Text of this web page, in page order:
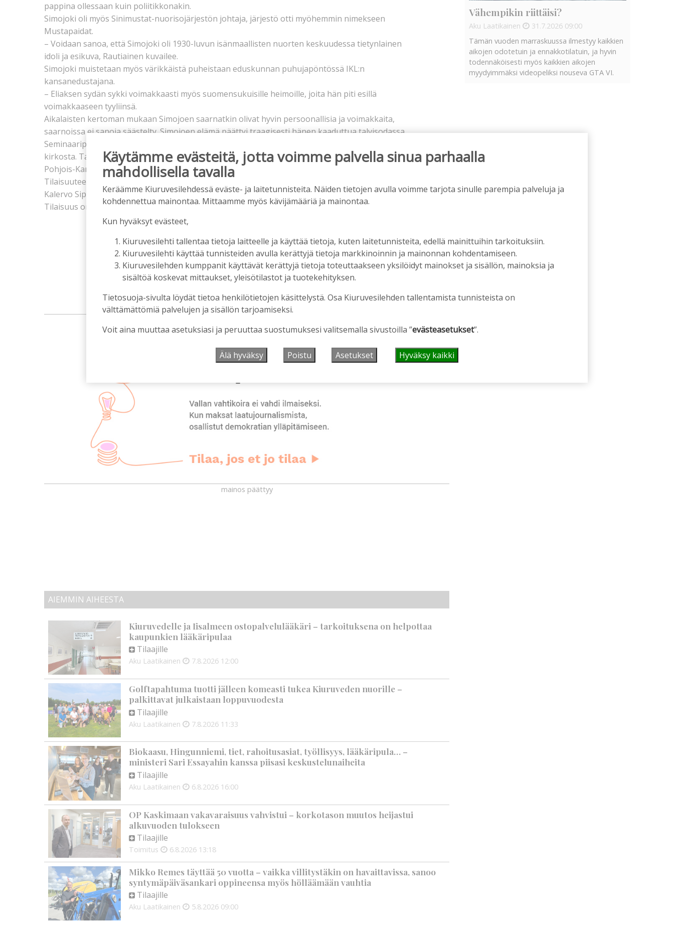
pappina ollessaan kuin poliitikkonakin.
Simojoki oli myös Sinimustat-nuorisojärjestön johtaja, järjestö otti myöhemmin nimekseen
Mustapaidat.
– Voidaan sanoa, että Simojoki oli 1930-luvun isänmaallisten nuorten keskuudessa tietynlainen
idoli ja esikuva, Rautiainen kuvailee.
Simojoki muistetaan myös värikkäistä puheistaan eduskunnan puhujapöntössä IKL:n
kansanedustajana.
– Eliaksen sydän sykki voimakkaasti myös suomensukuisille heimoille, joita hän piti esillä
voimakkaaseen tyyliinsä.
Aikalaisten kertoman mukaan Simojoen saarnatkin olivat hyvin persoonallisia ja voimakkaita,
saarnoissa ei sanoja säästelty. Simojoen elämä päättyi traagisesti hänen kaaduttua talvisodassa.
Seminaaripäivänä lähtee seppelpartio Simojoen haudalle Kiuruveden
kirkosta. Taustalla soi Narvan marssi. Simojoki-seminaarin järjestää Akateeminen Karjala-Seura,
Pohjois-Karjalan yhdistys.
Tilaisuuteen tuo tervehdyksen Vapaussodan perinneliiton puheenjohtaja, kenraalimajuri, evp
Kalervo Sipi. Mukana on myös liiton toiminnanjohtaja Arja Alkman.
Tilaisuus on kaikille avoin ja maksuton.
mainos alkaa
mainos päättyy
AIEMMIN AIHEESTA
Kiuruvedelle ja Iisalmeen ostopalvelulääkäri – tarkoituksena on helpottaa
kaupunkien lääkäripulaa
Tilaajille
Aku Laatikainen 7.8.2026 12:00
Golftapahtuma tuotti jälleen komeasti tukea Kiuruveden nuorille –
palkittavat julkaistaan loppuvuodesta
Tilaajille
Aku Laatikainen 7.8.2026 11:33
Biokaasu, Hingunniemi, tiet, rahoitusasiat, työllisyys, lääkäripula… –
ministeri Sari Essayahin kanssa piisasi keskustelunaiheita
Tilaajille
Aku Laatikainen 6.8.2026 16:00
OP Kaskimaan vakavaraisuus vahvistui – korkotason muutos heijastui
alkuvuoden tulokseen
Tilaajille
Toimitus 6.8.2026 13:18
Mikko Remes täyttää 50 vuotta – vaikka villitystäkin on havaittavissa, sanoo
syntymäpäiväsankari oppineensa myös hölläämään vauhtia
Tilaajille
Aku Laatikainen 5.8.2026 09:00
Vähempikin riittäisi?
Aku Laatikainen 31.7.2026 09:00
Tämän vuoden marraskuussa ilmestyy kaikkien
aikojen odotetuin ja ennakkotilatuin, ja hyvin
todennäköisesti myös kaikkien aikojen
myydyimmäksi videopeliksi nouseva GTA VI.
Käytämme evästeitä, jotta voimme palvella sinua parhaalla
mahdollisella tavalla
Keräämme Kiuruvesilehdessä eväste- ja laitetunnisteita. Näiden tietojen avulla voimme tarjota sinulle parempia palveluja ja
kohdennettua mainontaa. Mittaamme myös kävijämääriä ja mainontaa.
Kun hyväksyt evästeet,
Kiuruvesilehti tallentaa tietoja laitteelle ja käyttää tietoja, kuten laitetunnisteita, edellä mainittuihin tarkoituksiin.
Kiuruvesilehti käyttää tunnisteiden avulla kerättyjä tietoja markkinoinnin ja mainonnan kohdentamiseen.
Kiuruvesilehden kumppanit käyttävät kerättyjä tietoja toteuttaakseen yksilöidyt mainokset ja sisällön, mainoksia ja
sisältöä koskevat mittaukset, yleisötilastot ja tuotekehityksen.
Tietosuoja-sivulta löydät tietoa henkilötietojen käsittelystä. Osa Kiuruvesilehden tallentamista tunnisteista on
välttämättömiä palvelujen ja sisällön tarjoamiseksi.
Voit aina muuttaa asetuksiasi ja peruuttaa suostumuksesi valitsemalla sivustoilla ”evästeasetukset”.
Älä hyväksy Poistu Asetukset Hyväksy kaikki